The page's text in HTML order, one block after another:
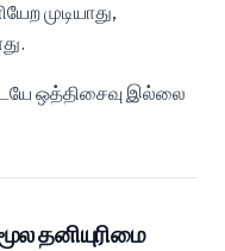
முடியாது,
ஒத்திசைவு இல்லை
தனியுரிமை